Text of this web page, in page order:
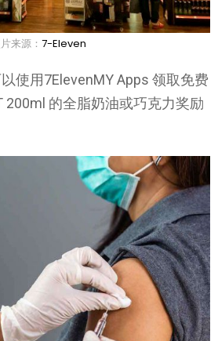
来源： 7-Eleven
使用7ElevenMY Apps 领取免费
200ml 的全脂奶油或巧克力奖励